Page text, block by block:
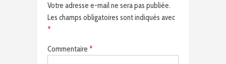
Votre adresse e-mail ne sera pas publiée.
Les champs obligatoires sont indiqués avec
*
Commentaire *